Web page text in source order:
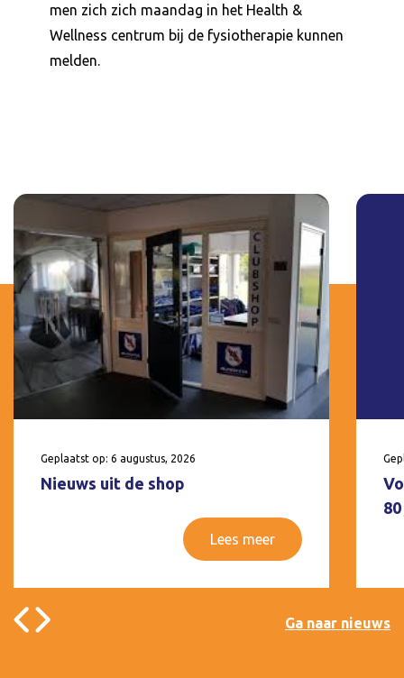
men zich zich maandag in het Health &
Wellness centrum bij de fysiotherapie kunnen
melden.
Geplaatst op: 6 augustus, 2026
Nieuws uit de shop
Lees meer
Ga naar nieuws